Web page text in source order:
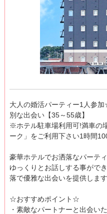
大人の婚活パーティー1人参
別な出会い【35～55歳】
※ホテル駐車場利用可!満車の
ーク」をご利用下さい1時間
豪華ホテルでお洒落なパーテ
ゆっくりとお話しする事がで
落で優雅な出会いを提供します
☆おすすめポイント☆
・素敵なパートナーと出会い